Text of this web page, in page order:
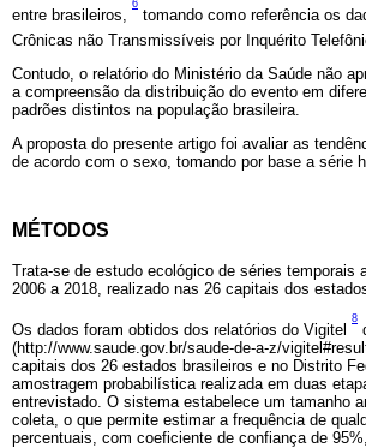
entre brasileiros,
6
tomando como referência os
Crônicas não Transmissíveis por Inquérito
Contudo, o relatório do Ministério da Saúde não
a compreensão da distribuição do evento em
padrões distintos na população brasileira.
A proposta do presente artigo foi avaliar as
de acordo com o sexo, tomando por base a série
MÉTODOS
Trata-se de estudo ecológico de séries temporais
2006 a 2018, realizado nas 26 capitais dos
Os dados foram obtidos dos relatórios do Vigitel
8
(http://www.saude.gov.br/saude-de-a-z/
capitais dos 26 estados brasileiros e no Distrito
amostragem probabilística realizada em duas
entrevistado. O sistema estabelece um tamanho
coleta, o que permite estimar a frequência de
percentuais, com coeficiente de confiança de